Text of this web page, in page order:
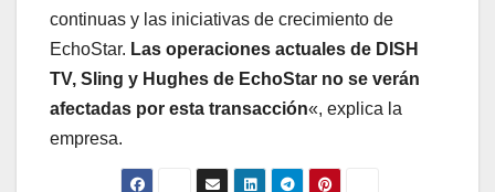
continuas y las iniciativas de crecimiento de
EchoStar. Las operaciones actuales de DISH
TV, Sling y Hughes de EchoStar no se verán
afectadas por esta transacción«, explica la
empresa.